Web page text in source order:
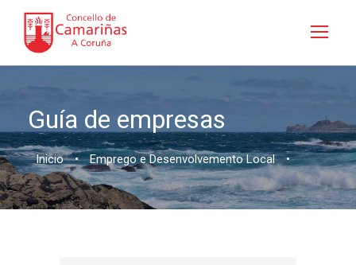
Guía de empresas
Inicio • Emprego e Desenvolvemento Local •